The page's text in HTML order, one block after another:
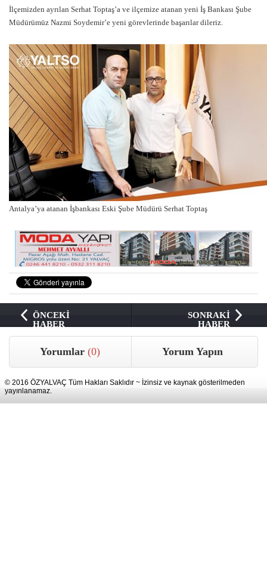
İlçemizden ayrılan Serhat Toptaş’a ve ilçemize atanan yeni İş Bankası Şube
Müdürümüz Nazmi Soydemir’e yeni görevlerinde başarılar dileriz.
Antalya’ya atanan İşbankası Eski Şube Müdürü Serhat Toptaş
ÖNCEKİ
HABER
SONRAKİ
HABER
Yorumlar(0) Yorum Yapın
© 2016 ÖZYALVAÇ Tüm Hakları Saklıdır ~ İzinsiz ve kaynak gösterilmeden
yayınlanamaz.